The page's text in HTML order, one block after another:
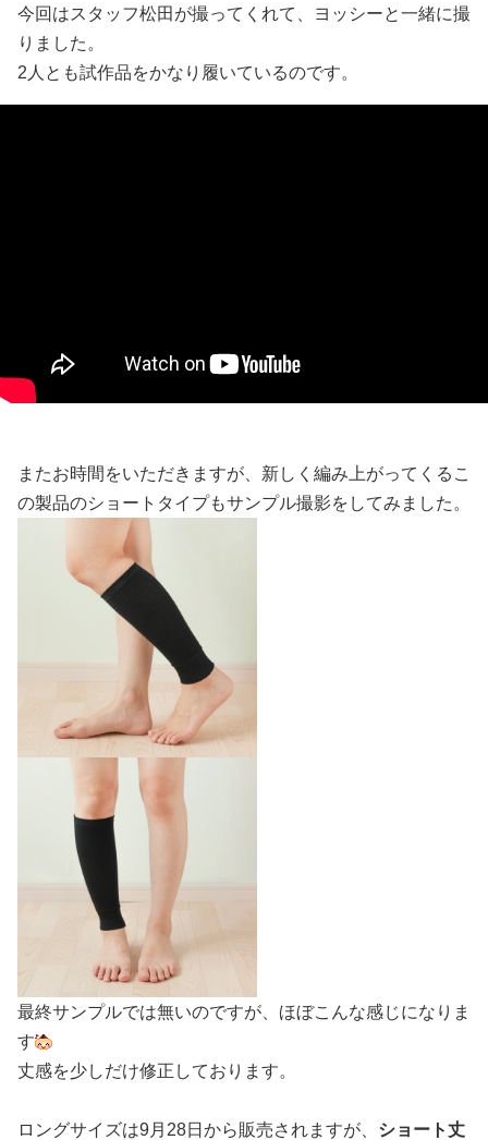
今回はスタッフ松田が撮ってくれて、ヨッシーと一緒に撮
りました。
2人とも試作品をかなり履いているのです。
またお時間をいただきますが、新しく編み上がってくるこ
の製品のショートタイプもサンプル撮影をしてみました。
最終サンプルでは無いのですが、ほぼこんな感じになりま
す
丈感を少しだけ修正しております。
ロングサイズは9月28日から販売されますが、 ショート丈